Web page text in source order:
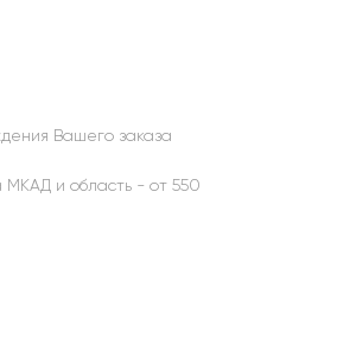
Вашего заказа
МКАД и область - от 550